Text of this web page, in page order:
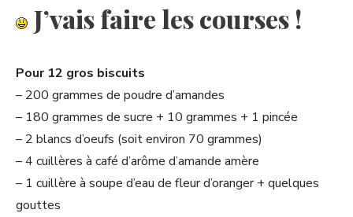
J’vais faire les courses !
Pour 12 gros biscuits
– 200 grammes de poudre d’amandes
– 180 grammes de sucre + 10 grammes + 1 pincée
– 2 blancs d’oeufs (soit environ 70 grammes)
– 4 cuillères à café d’arôme d’amande amère
– 1 cuillère à soupe d’eau de fleur d’oranger + quelques
gouttes